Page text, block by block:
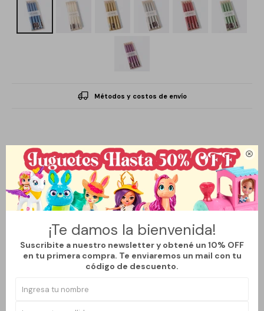

¡Te damos la bienvenida!
Suscribite a nuestro newsletter y obtené un 10% OFF
en tu primera compra. Te enviaremos un mail con tu
código de descuento.
Métodos y costos de envío
Descripción
Pack de 4 velas metalizadas de 25 cm en diferentes colores,
luminoso. Su acabado brillante aporta distinción a mesas,
centros de decoración o eventos especiales. Gracias a su
tamaño, ofrecen una duración prolongada y una llama estable.
seguras, alejadas de corrientes de aire y materiales inflamables.